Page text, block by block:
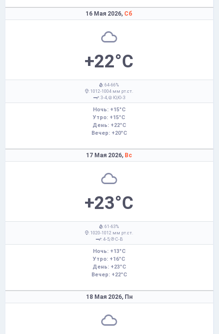
16 Мая 2026, Сб
+22°C
: 64-66%
: 1012-1004 мм рт.ст.
: 3-4,
Ю,Ю-З
Ночь: +15°C
Утро: +15°C
День: +22°C
Вечер: +20°C
17 Мая 2026, Вс
+23°C
: 61-63%
: 1020-1012 мм рт.ст.
: 4-5,
С-В
Ночь: +13°C
Утро: +16°C
День: +23°C
Вечер: +22°C
18 Мая 2026, Пн